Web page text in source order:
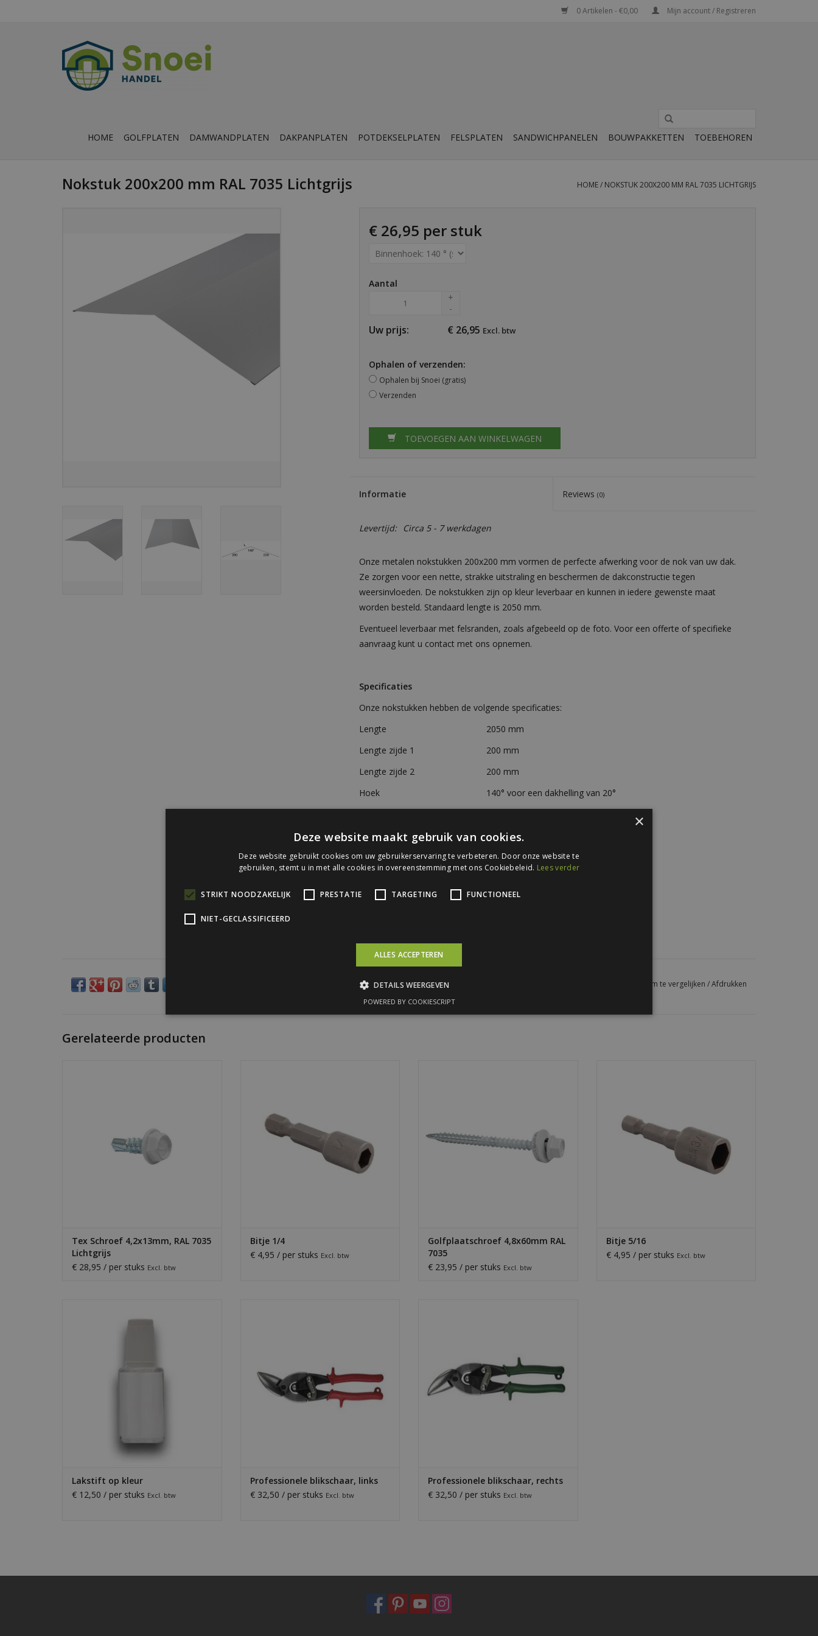
0 Artikelen - €0,00 Mijn account / Registreren
HOME GOLFPLATEN DAMWANDPLATEN DAKPANPLATEN POTDEKSELPLATEN FELSPLATEN SANDWICHPANELEN BOUWPAKKETTEN TOEBEHOREN
Nokstuk 200x200 mm RAL 7035 Lichtgrijs HOME/ NOKSTUK 200X200 MM RAL 7035 LICHTGRIJS
€ 26,95 per stuk
Aantal
+
-
Uw prijs: € 26,95 Excl. btw
Ophalen of verzenden:
Ophalen bij Snoei (gratis)
Verzenden
TOEVOEGEN AAN WINKELWAGEN
Informatie Reviews(0)
Levertijd: Circa 5 - 7 werkdagen
Onze metalen nokstukken 200x200 mm vormen de perfecte afwerking voor de nok van uw dak.
Ze zorgen voor een nette, strakke uitstraling en beschermen de dakconstructie tegen
weersinvloeden. De nokstukken zijn op kleur leverbaar en kunnen in iedere gewenste maat
worden besteld. Standaard lengte is 2050 mm.
Eventueel leverbaar met felsranden, zoals afgebeeld op de foto. Voor een offerte of specifieke
aanvraag kunt u contact met ons opnemen.
Specificaties
Onze nokstukken hebben de volgende specificaties:
Lengte
2050 mm
Lengte zijde 1
200 mm
Lengte zijde 2
200 mm
Hoek
140° voor een dakhelling van 20°
Dikte
0,56 mm
Structuur
Glad
Coating B-zijde
Beschermlak RAL 9002
Toevoegen om te vergelijken /Afdrukken
Gerelateerde producten
Tex Schroef 4,2x13mm, RAL 7035
Lichtgrijs
€ 28,95 / per stuks Excl. btw
Bitje 1/4
€ 4,95 / per stuks Excl. btw
Golfplaatschroef 4,8x60mm RAL
7035
€ 23,95 / per stuks Excl. btw
Bitje 5/16
€ 4,95 / per stuks Excl. btw
van plaatwerk. Beschikbaar in al onze
standaard RAL-kleuren.
Lakstift op kleur
€ 12,50 / per stuks Excl. btw
Professionele blikschaar, links
€ 32,50 / per stuks Excl. btw
Professionele blikschaar, rechts
€ 32,50 / per stuks Excl. btw
×
Deze website maakt gebruik van cookies.
Deze website gebruikt cookies om uw gebruikerservaring te verbeteren. Door onze website te
gebruiken, stemt u in met alle cookies in overeenstemming met ons Cookiebeleid. Lees verder
STRIKT NOODZAKELIJK PRESTATIE TARGETING FUNCTIONEEL
NIET-GECLASSIFICEERD
ALLES ACCEPTEREN
DETAILS WEERGEVEN
POWERED BY COOKIESCRIPT